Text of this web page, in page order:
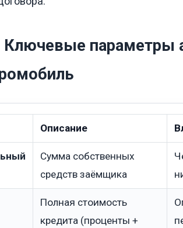
Ключевые параметры
Описание
Сумма собственных
средств заёмщика
Полная стоимость
кредита (проценты +